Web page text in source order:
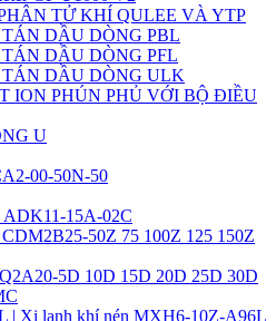
TỬ KHÍ QULEE VÀ YTP
DẦU DÒNG PBL
DẦU DÒNG PFL
DẦU DÒNG ULK
ION PHÚN PHỦ VỚI BỘ ĐIỀU
U
00-50N-50
15A-02C
50Z 75 100Z 125 150Z
5D 10D 15D 20D 25D 30D
| Xi lanh khí nén MXH6-10Z-A96L